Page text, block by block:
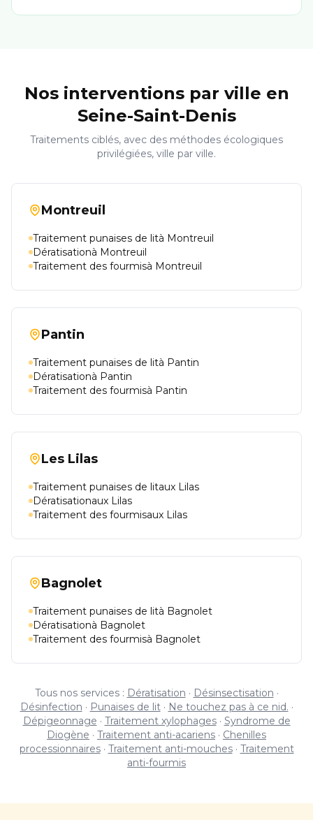
Nos interventions par ville en
Seine-Saint-Denis
Traitements ciblés, avec des méthodes écologiques
privilégiées, ville par ville.
Montreuil
Traitement punaises de lità Montreuil
Dératisationà Montreuil
Traitement des fourmisà Montreuil
Pantin
Traitement punaises de lità Pantin
Dératisationà Pantin
Traitement des fourmisà Pantin
Les Lilas
Traitement punaises de litaux Lilas
Dératisationaux Lilas
Traitement des fourmisaux Lilas
Bagnolet
Traitement punaises de lità Bagnolet
Dératisationà Bagnolet
Traitement des fourmisà Bagnolet
Tous nos services : Dératisation · Désinsectisation ·
Désinfection · Punaises de lit· Ne touchez pas à ce nid. ·
Dépigeonnage · Traitement xylophages· Syndrome de
Diogène · Traitement anti-acariens · Chenilles
processionnaires· Traitement anti-mouches· Traitement
anti-fourmis